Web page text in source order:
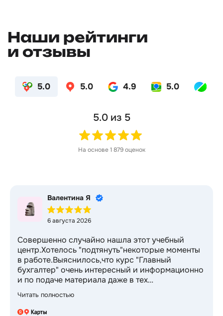
Наши рейтинги
и отзывы
5.0 5.0 4.9 5.0
5.0из 5
На основе1 879оценок
Валентина Я
6 августа 2026
Совершенно случайно нашла этот учебный
центр.Хотелось "подтянуть"некоторые моменты
в работе.Выяснилось,что курс "Главный
бухгалтер" очень интересный и информационно
и по подаче материала даже в тех
темах,которые были известны и очень
изучены)Приятный бонус-2 курса в подарок!
Спасибо за возможность профессионального
Читать полностью